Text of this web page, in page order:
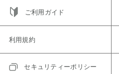
ご利用ガイド
利用規約
セキュリティーポリシー